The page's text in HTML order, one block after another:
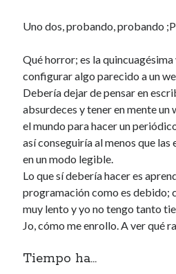
Mandi te lo pide
No compres, adopta
Tienen algo que decir:
Calítoe.:.enMI HÁMSTER
Renegibertagu enMI HÁMSTER
Calítoe.:.enMaría Gripe
Calítoe.:.enMaría Gripe
DanielaenMaría Gripe
Alea jacta est
Uno dos, probando, probando ;P
Qué horror; es la
configurar algo parecido a un
Debería dejar de pensar en
absurdeces y tener en mente
el mundo para hacer un
así conseguiría al menos que
en un modo legible.
Lo que sí debería hacer es
programación como es debido;
muy lento y yo no tengo tanto
Jo, cómo me enrollo. A ver qué
Tiempo ha...